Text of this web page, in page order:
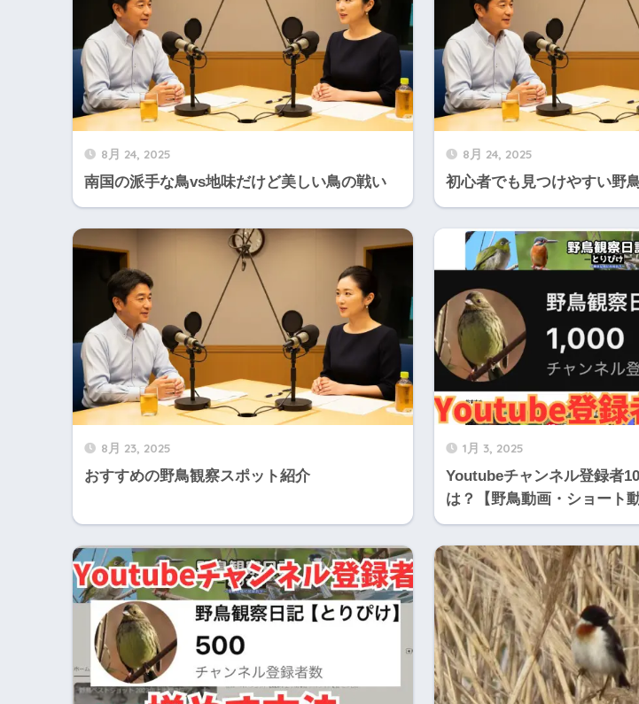
8月 24, 2025
南国の派手な鳥vs地味だけど美しい鳥の戦い
8月 24, 2025
初心者でも見つけやすい野
8月 23, 2025
おすすめの野鳥観察スポット紹介
1月 3, 2025
Youtubeチャンネル登録者
は？【野鳥動画・ショート動